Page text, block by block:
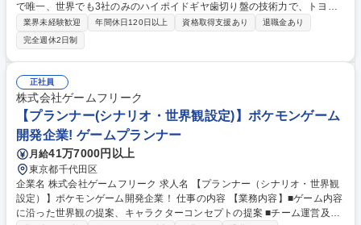
で唯一、世界でも3社のみのハイポイドギヤ歯切り盤の技術力で、トヨタ
自動車から表彰を受けるなど高い評価を得ている当社にて、自動車部品に
使用される歯車製品等の生産技術業務をご担当いただきます。 【具体的に
は】■新規ラインの工程設計や設備準備などの生産準備業務■新規製品の試
作およびSE活動■号口ラインの品質および生産性改善業務■号口ラインの
設備老朽更新■ライン内で使用するゲージの手配業務 など 【働き方】■計
画業務を進める場合は、リモートワークを活用するなど、その時に応じて
効率の良いやり方で、フレックスやリモートワークを活用して働くことが
可能です。 募集職種 【愛知(瀬戸)/生産技術】★国内唯一・世界3社の設備
メーカー/トヨタG企業★
業界未経験歓迎 年間休日120日以上 資格取得支援あり
退職金あり
完全週休2日制
正社員
株式会社ゲームフリーク
【プランナー(シナリオ・世界観設定)】ポケモンゲーム
開発企業! ゲームプランナー
月給41万7000円以上
東京都千代田区
企業名 株式会社ゲームフリーク 求人名 【プランナー（シナリオ・世界観
設定）】ポケモンゲーム開発企業！ 仕事の内容 【業務内容】■ゲーム内容
に沿った世界観の提案、キャラクターコンセプトの提案 ■チーム運営及び